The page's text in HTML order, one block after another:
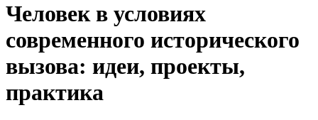
Человек в условиях
современного исторического
вызова: идеи, проекты,
практика